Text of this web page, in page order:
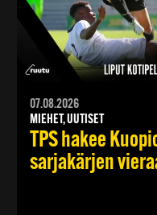
07.08.2026
MIEHET, UUTISET
TPS hakee
sarjakärjen